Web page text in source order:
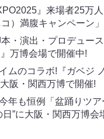
』来場者25万
コ）満腹キャンペーン
・演出・プロデュー
万博会場で開催中!
ムのコラボ!『ガベジ
阪・関西万博で開催!
年も恒例「盆踊りツア
日”に大阪・関西万博会